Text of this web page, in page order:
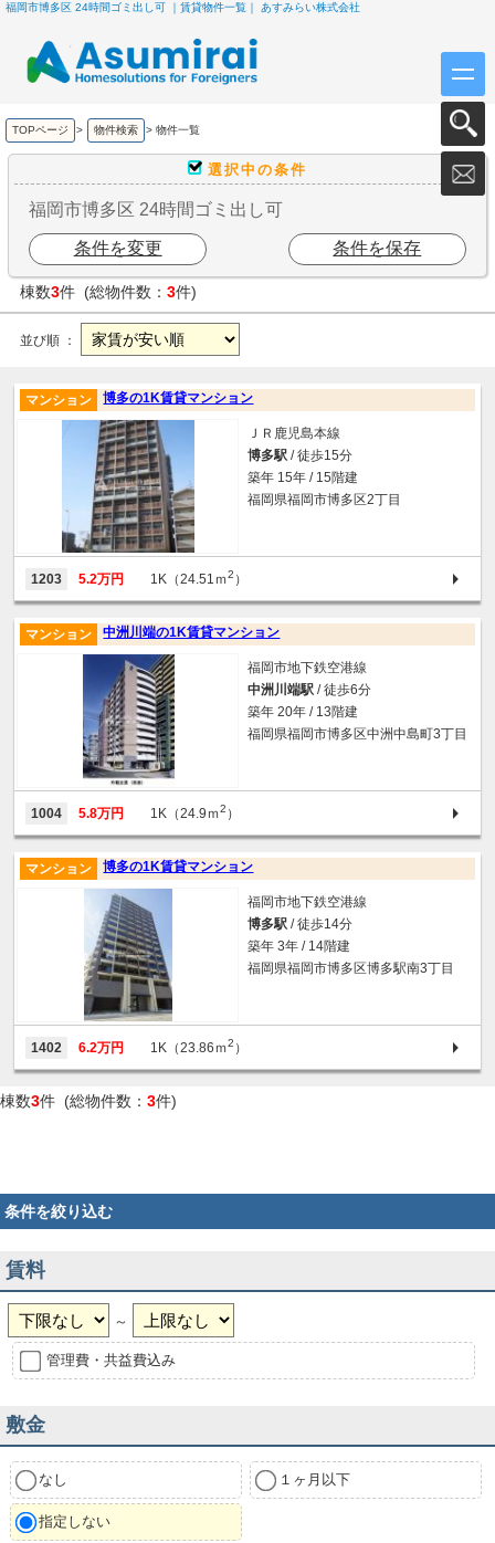
福岡市博多区 24時間ゴミ出し可 ｜賃貸物件一覧｜ あすみらい株式会社
TOPページ > 物件検索 > 物件一覧
選択中の条件
福岡市博多区 24時間ゴミ出し可
条件を変更 条件を保存
棟数3件 (総物件数： 3件)
並び順 ：
博多の1K賃貸マンション
マンション
ＪＲ鹿児島本線
博多駅 / 徒歩15分
築年 15年 / 15階建
福岡県福岡市博多区2丁目
1203 5.2万円 1K（24.51ｍ2 ）
中洲川端の1K賃貸マンション
マンション
福岡市地下鉄空港線
中洲川端駅 / 徒歩6分
築年 20年 / 13階建
福岡県福岡市博多区中洲中島町3丁目
1004 5.8万円 1K（24.9ｍ2 ）
博多の1K賃貸マンション
マンション
福岡市地下鉄空港線
博多駅 / 徒歩14分
築年 3年 / 14階建
福岡県福岡市博多区博多駅南3丁目
1402 6.2万円 1K（23.86ｍ2 ）
棟数3件 (総物件数： 3件)
条件を絞り込む
賃料
～
管理費・共益費込み
敷金
なし １ヶ月以下
指定しない